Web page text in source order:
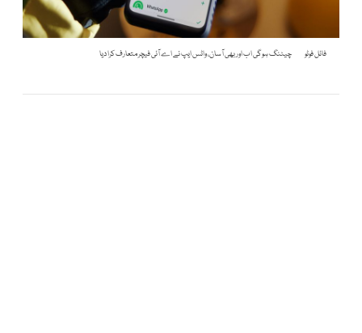
فائل فوٹو چیٹنگ ہوگی اب اور بھی آسان، واٹس ایپ نے اے آئی فیچر متعارف کرا دیا